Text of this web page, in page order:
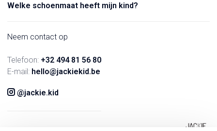
Welke schoenmaat heeft mijn kind?
Neem contact op
Telefoon: +32 494 81 56 80
E-mail: hello@jackiekid.be
@jackie.kid